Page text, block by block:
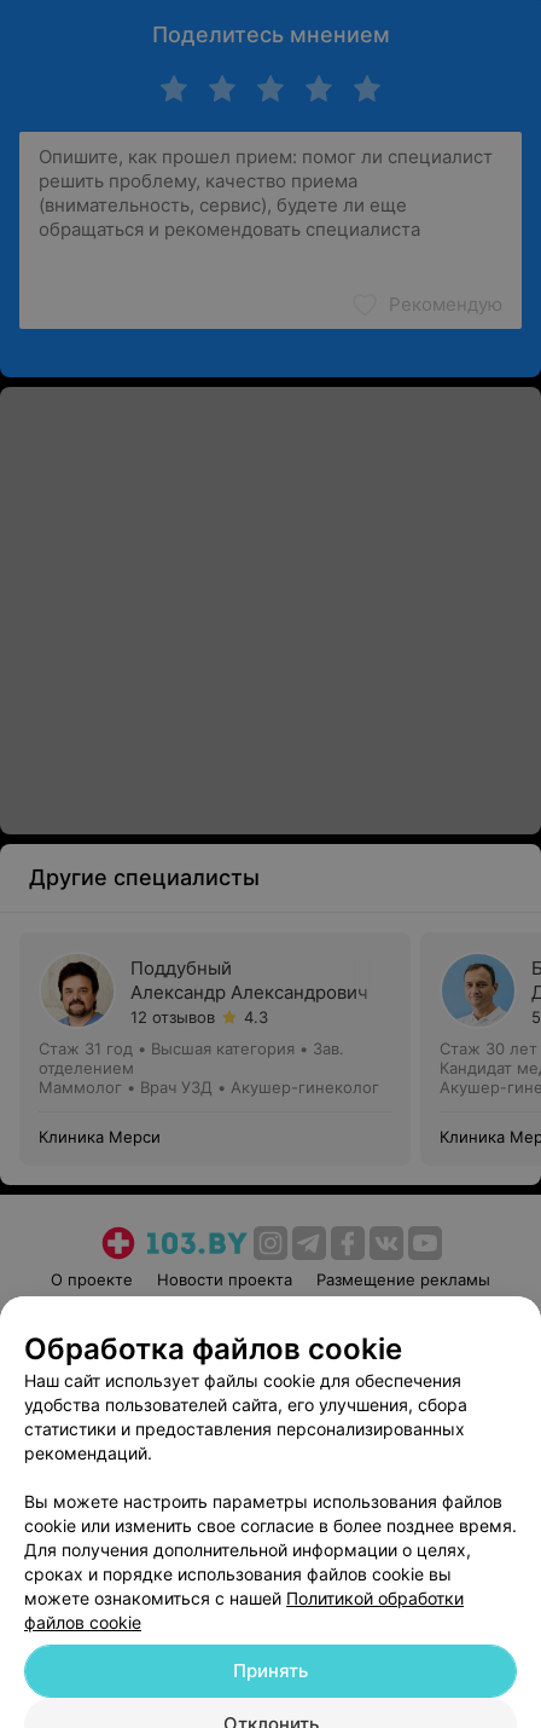
Поделитесь мнением
Рекомендую
Другие специалисты
Поддубный
Александр Александрович
12 отзывов
4.3
Стаж 31 год • Высшая категория • Зав.
отделением
Маммолог • Врач УЗД • Акушер-гинеколог
Клиника Мерси
Стаж 30 лет
Кандидат
Акушер-
Клиника
О проекте Новости проекта
Размещение рекламы
Пользовательское соглашение
Способы оплаты
Вакансии
Партнеры
Написать руководителю 103.by
Обработка персональных данных
© 2026 ООО «Артокс Лаб», УНП 191700409
| 220012, Республика Беларусь,
Обработка файлов cookie
Наш сайт использует файлы cookie для обеспечения
удобства пользователей сайта, его улучшения, сбора
статистики и предоставления персонализированных
рекомендаций.
Вы можете настроить параметры использования файлов
cookie или изменить свое согласие в более позднее время.
Для получения дополнительной информации о целях,
сроках и порядке использования файлов cookie вы
можете ознакомиться с нашей Политикой обработки
файлов cookie
Принять